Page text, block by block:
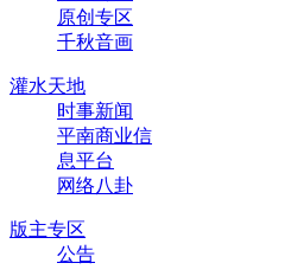
原创专区
千秋音画
灌水天地
时事新闻
平南商业信
息平台
网络八卦
版主专区
公告